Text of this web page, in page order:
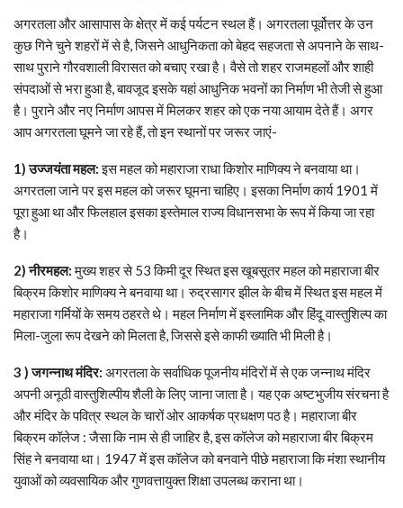
अगरतला और आसापास के क्षेत्र में कई पर्यटन स्थल हैं। अगरतला पूर्वोत्तर के उन
कुछ गिने चुने शहरों में से है, जिसने आधुनिकता को बेहद सहजता से अपनाने के साथ-
साथ पुराने गौरवशाली विरासत को बचाए रखा है। वैसे तो शहर राजमहलों और शाही
संपदाओं से भरा हुआ है, बावजूद इसके यहां आधुनिक भवनों का निर्माण भी तेजी से हुआ
है। पुराने और नए निर्माण आपस में मिलकर शहर को एक नया आयाम देते हैं। अगर
आप अगरतला घूमने जा रहे हैं, तो इन स्थानों पर जरूर जाएं-
1) उज्जयंता महल:इस महल को महाराजा राधा किशोर माणिक्य ने बनवाया था।
अगरतला जाने पर इस महल को जरूर घूमना चाहिए। इसका निर्माण कार्य 1901 में
पूरा हुआ था और फिलहाल इसका इस्तेमाल राज्य विधानसभा के रूप में किया जा रहा
है।
2) नीरमहल:मुख्य शहर से 53 किमी दूर स्थित इस खूबसूतर महल को महाराजा बीर
बिक्रम किशोर माणिक्य ने बनवाया था। रुद्रसागर झील के बीच में स्थित इस महल में
महाराजा गर्मियों के समय ठहरते थे। महल निर्माण में इस्लामिक और हिंदू वास्तुशिल्प का
मिला-जुला रूप देखने को मिलता है, जिससे इसे काफी ख्याति भी मिली है।
3 ) जगन्नाथ मंदिर: अगरतला के सर्वाधिक पूजनीय मंदिरों में से एक जन्नाथ मंदिर
अपनी अनूठी वास्तुशिल्पीय शैली के लिए जाना जाता है। यह एक अष्टभुजीय संरचना है
और मंदिर के पवित्र स्थल के चारों ओर आकर्षक प्रधक्षण पठ है। महाराजा बीर
बिक्रम कॉलेज : जैसा कि नाम से ही जाहिर है, इस कॉलेज को महाराजा बीर बिक्रम
सिंह ने बनवाया था। 1947 में इस कॉलेज को बनवाने पीछे महाराजा कि मंशा स्थानीय
युवाओं को व्यवसायिक और गुणवत्तायुक्त शिक्षा उपलब्ध कराना था।